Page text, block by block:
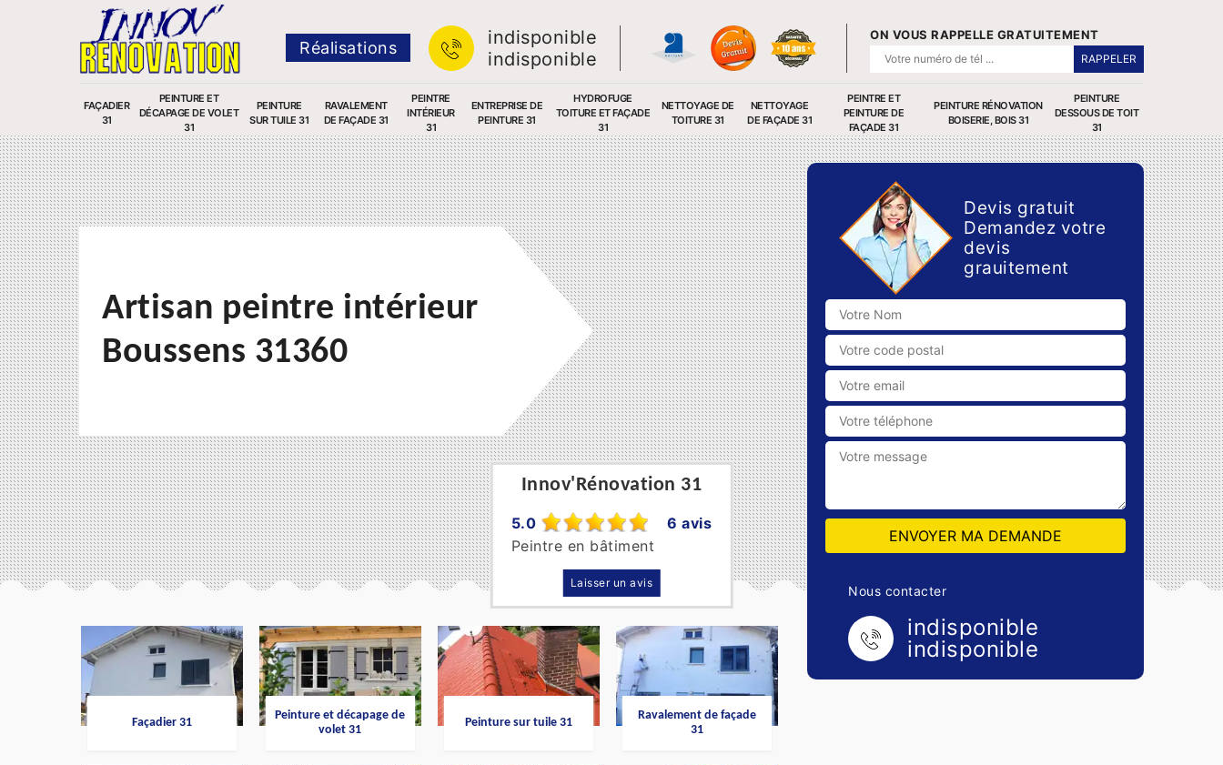
Réalisations
indisponible
indisponible
ON VOUS RAPPELLE GRATUITEMENT
FAÇADIER
31
PEINTURE ET
DÉCAPAGE DE VOLET
31
PEINTURE
SUR TUILE 31
RAVALEMENT
DE FAÇADE 31
PEINTRE
INTÉRIEUR
31
ENTREPRISE DE
PEINTURE 31
HYDROFUGE
TOITURE ET FAÇADE
31
NETTOYAGE DE
TOITURE 31
NETTOYAGE
DE FAÇADE 31
PEINTRE ET
PEINTURE DE
FAÇADE 31
PEINTURE RÉNOVATION
BOISERIE, BOIS 31
PEINTURE
DESSOUS DE TOIT
31
Innov'Rénovation 31
5.0
6 avis
Peintre en bâtiment
Laisser un avis
Artisan peintre intérieur
Boussens 31360
Façadier 31
Peinture et décapage de
volet 31
Peinture sur tuile 31
Ravalement de façade
31
Devis gratuit
Demandez votre
devis
grauitement
Nous contacter
indisponible
indisponible